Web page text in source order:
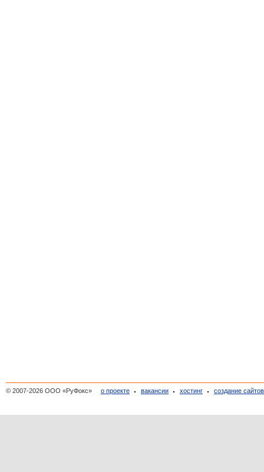
© 2007-2026 ООО «РуФокс» о проекте вакансии хостинг создание сайтов